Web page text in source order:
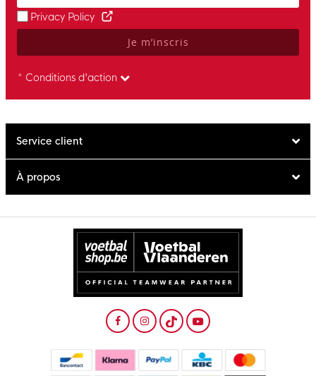
Privacy Policy
Je m’inscris
* Conditions d'action
Service client
À propos